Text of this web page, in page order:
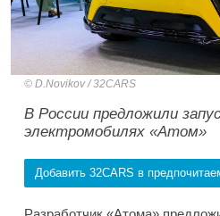
D.Novikov / 32CARS
В России предложили
электромобилях «Атом»
Добавить 32CARS в